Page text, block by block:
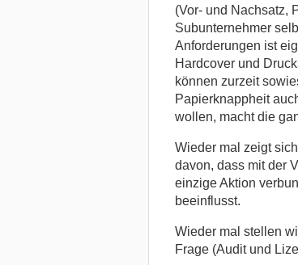
(Vor- und Nachsatz,
Subunternehmer
Anforderungen ist
Hardcover und
können zurzeit
Papierknappheit
wollen, macht die
Wieder mal zeigt
davon, dass mit der
einzige Aktion
beeinflusst.
Wieder mal stellen
Frage (Audit und